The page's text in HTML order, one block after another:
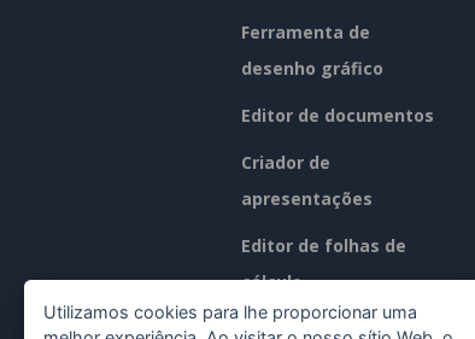
Ferramenta de
desenho gráfico
Editor de documentos
Criador de
apresentações
Editor de folhas de
cálculo
Preços
Utilizamos cookies para lhe proporcionar uma